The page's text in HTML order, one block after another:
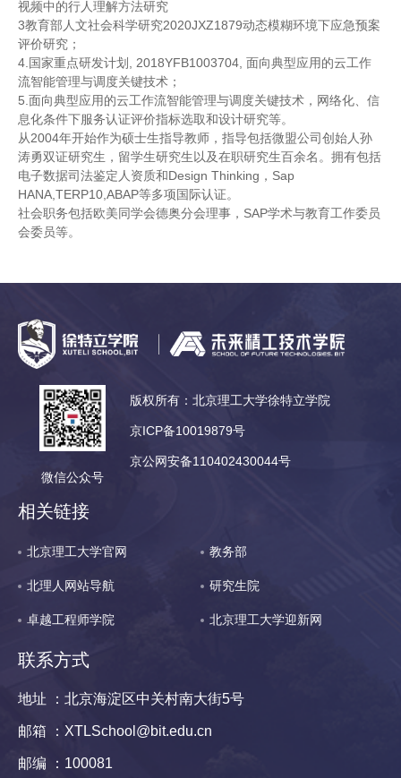
视频中的行人理解方法研究
3教育部人文社会科学研究2020JXZ1879动态模糊环境下应急预案
评价研究；
4.国家重点研发计划, 2018YFB1003704, 面向典型应用的云工作
流智能管理与调度关键技术；
5.面向典型应用的云工作流智能管理与调度关键技术，网络化、信
息化条件下服务认证评价指标选取和设计研究等。
从2004年开始作为硕士生指导教师，指导包括微盟公司创始人孙
涛勇双证研究生，留学生研究生以及在职研究生百余名。拥有包括
电子数据司法鉴定人资质和Design Thinking，Sap
HANA,TERP10,ABAP等多项国际认证。
社会职务包括欧美同学会德奥分会理事，SAP学术与教育工作委员
会委员等。
微信公众号
版权所有：北京理工大学徐特立学院
京ICP备10019879号
京公网安备110402430044号
相关链接
北京理工大学官网 教务部
北理人网站导航 研究生院
卓越工程师学院 北京理工大学迎新网
联系方式
地址 ：北京海淀区中关村南大街5号
邮箱 ：XTLSchool@bit.edu.cn
邮编 ：100081